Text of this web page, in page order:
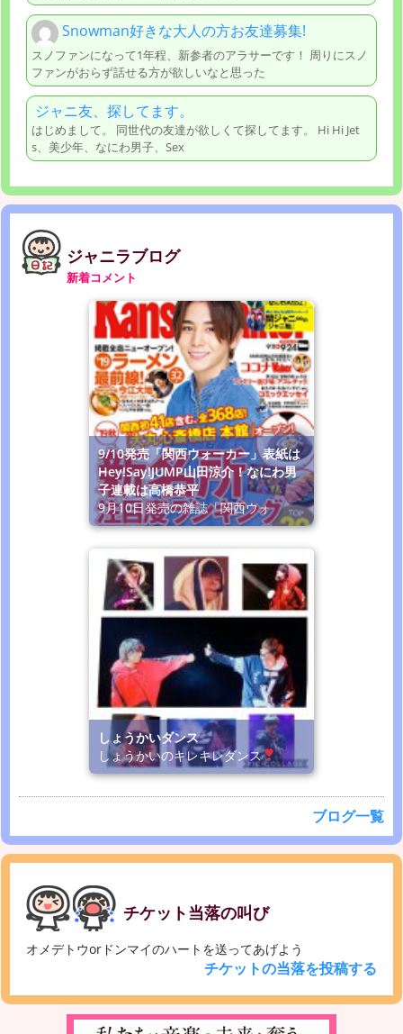
Snowman好きな大人の方お友達募集!
スノファンになって1年程、新参者のアラサーです！ 周りにスノ
ファンがおらず話せる方が欲しいなと思った
ジャニ友、探してます。
はじめまして。 同世代の友達が欲しくて探してます。 Hi Hi Jet
s、美少年、なにわ男子、Sex
ジャニラブログ
新着コメント
9/10発売「関西ウォーカー」表紙は
Hey!Say!JUMP山田涼介！なにわ男
子連載は高橋恭平
9月10日発売の雑誌「関西ウォ
しょうかいダンス
しょうかいのキレキレダンス
ブログ一覧
チケット当落の叫び
オメデトウorドンマイのハートを送ってあげよう
チケットの当落を投稿する